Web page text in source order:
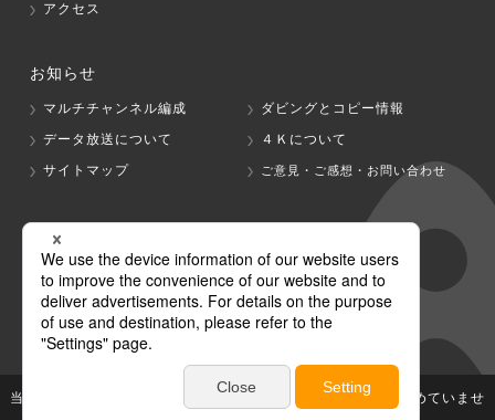
アクセス
お知らせ
マルチチャンネル編成
ダビングとコピー情報
データ放送について
４Ｋについて
サイトマップ
ご意見・ご感想・お問い合わせ
グループ会社
テレビ朝日 テレ朝チャンネル
当社が著作権、著作隣接権を有する放送番組等の無断利用は認めていませ
ん。